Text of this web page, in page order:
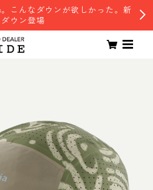
こんなダウンが欲しかった。新
ウン登場